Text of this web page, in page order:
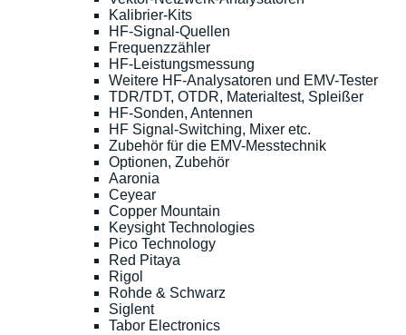
Kalibrier-Kits
HF-Signal-Quellen
Frequenzzähler
HF-Leistungsmessung
Weitere HF-Analysatoren und EMV-Tester
TDR/TDT, OTDR, Materialtest, Spleißer
HF-Sonden, Antennen
HF Signal-Switching, Mixer etc.
Zubehör für die EMV-Messtechnik
Optionen, Zubehör
Aaronia
Ceyear
Copper Mountain
Keysight Technologies
Pico Technology
Red Pitaya
Rigol
Rohde & Schwarz
Siglent
Tabor Electronics